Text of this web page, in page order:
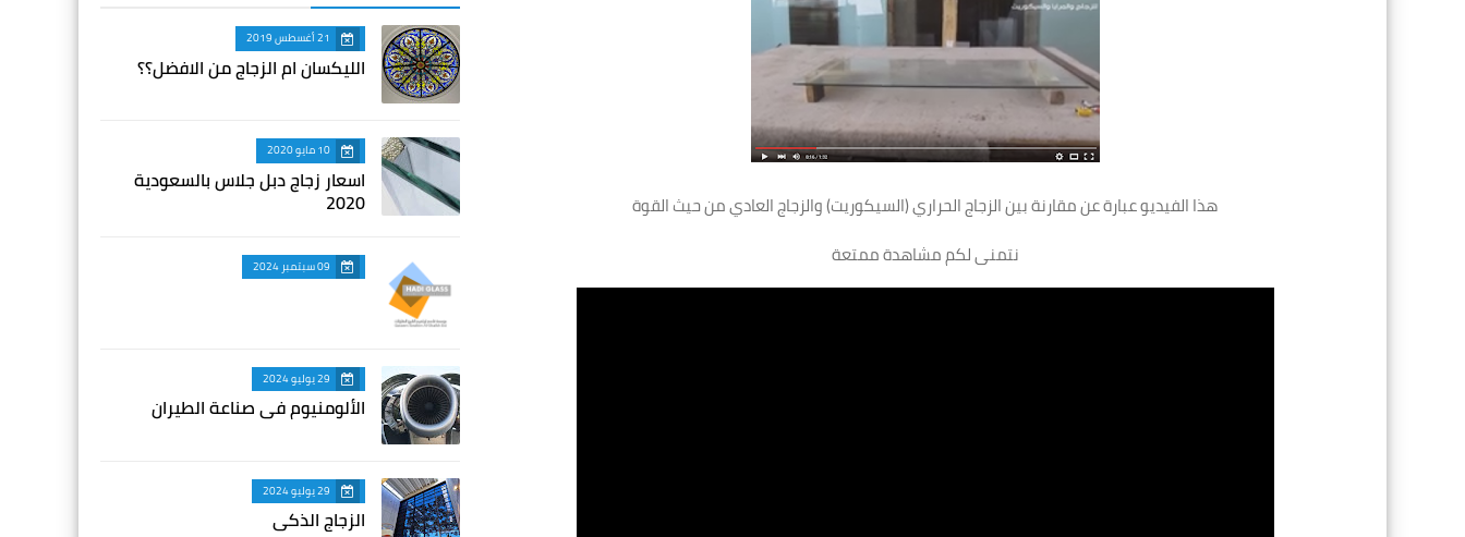
هذا الفيديو عبارة عن مقارنة بين الزجاج الحراري (السيكوريت) والزجاج العادي من حيث القوة
نتمنى لكم مشاهدة ممتعة
21 أغسطس 2019
الليكسان ام الزجاج من الافضل؟؟
10 مايو 2020
اسعار زجاج دبل جلاس بالسعودية
2020
09 سبتمبر 2024
29 يوليو 2024
الألومنيوم في صناعة الطيران
29 يوليو 2024
الزجاج الذكي